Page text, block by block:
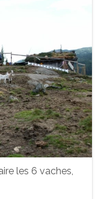
les 6 vaches,